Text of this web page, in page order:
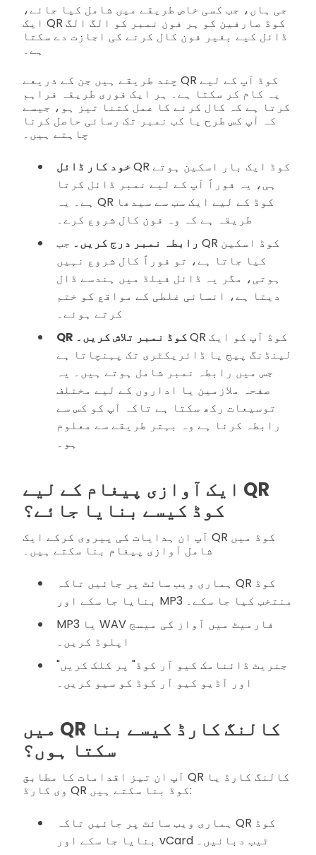
جی ہاں، جب کسی خاص طریقے میں شامل کیا جائے،
ایک QR کوڈ صارفین کو ہر فون نمبر کو الگ الگ
ڈائل کیے بغیر فون کال کرنے کی اجازت دے سکتا
ہے۔
چند طریقے ہیں جن کے ذریعے QR کوڈ آپ کے لیے
یہ کام کر سکتا ہے۔ ہر ایک فوری طریقہ فراہم
کرتا ہے کہ کال کرنے کا عمل کتنا تیز ہو، جیسے
کہ آپ کس طرح یا کب نمبر تک رسائی حاصل کرنا
چاہتے ہیں۔
QR کوڈ ایک بار اسکین ہوتے
ہی، یہ فوراً آپ کے لیے نمبر ڈائل کرتا
ہے۔ یہ QR کوڈ کے لیے ایک سب سے سیدھا
طریقہ ہے کہ وہ فون کال شروع کرے۔
رابطہ نمبر درج کریں۔ جب QR کوڈ اسکین
کیا جاتا ہے، تو فوراً کال شروع نہیں
ہوتی، مگر یہ ڈائل فیلڈ میں ہندسے ڈال
دیتا ہے، انسانی غلطی کے مواقع کو ختم
کرتے ہوئے۔
QR کوڈ آپ کو ایک
لینڈنگ پیج یا ڈائریکٹری تک پہنچاتا ہے
جس میں رابطہ نمبر شامل ہوتے ہیں۔ یہ
صفحہ ملازمین یا اداروں کے لیے مختلف
توسیعات رکھ سکتا ہے تاکہ آپ کو کس سے
رابطہ کرنا ہے وہ بہتر طریقے سے معلوم
ہو۔
ایک آوازی پیغام کے لیے QR
کوڈ کیسے بنایا جائے؟
آپ ان ہدایات کی پیروی کرکے ایک QR کوڈ میں
شامل آوازی پیغام بنا سکتے ہیں۔
ہماری ویب سائٹ پر جائیں تاکہ QR کوڈ
بنایا جا سکے اور MP3 منتخب کیا جا سکے۔
MP3 یا WAV فارمیٹ میں آواز کی میسج
اپلوڈ کریں۔
"جنریٹ ڈائنامک کیو آر کوڈ" پر کلک کریں
اور آڈیو کیو آر کوڈ کو سیو کریں۔
میں QR کالنگ کارڈ کیسے بنا
سکتا ہوں؟
آپ ان تیز اقدامات کا مطابق QR کالنگ کارڈ یا
وی کارڈ QR کوڈ بنا سکتے ہیں:
ہماری ویب سائٹ پر جائیں تاکہ QR کوڈ
بنایا جا سکے اور vCard ٹیب دبائیں۔